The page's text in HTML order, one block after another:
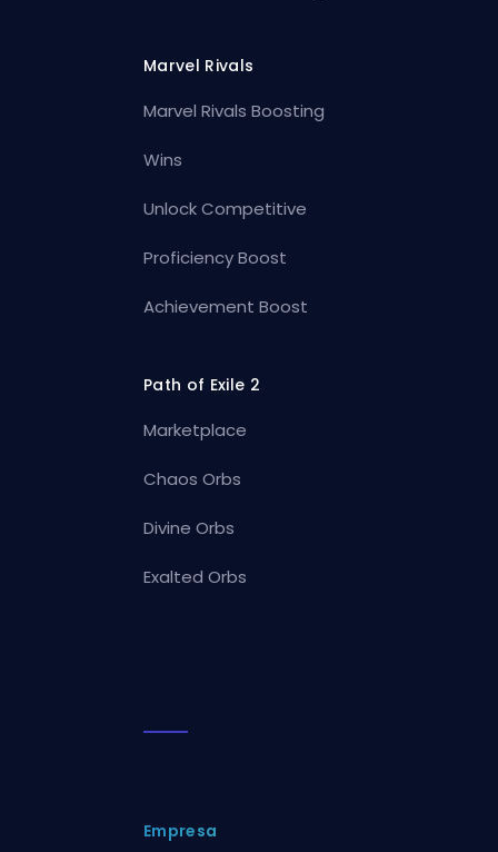
Marvel Rivals
Marvel Rivals Boosting
Wins
Unlock Competitive
Proficiency Boost
Achievement Boost
Path of Exile 2
Marketplace
Chaos Orbs
Divine Orbs
Exalted Orbs
Empresa